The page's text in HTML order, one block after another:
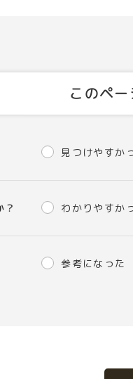
このペ
見つけやすか
わかりやすか
参考になった